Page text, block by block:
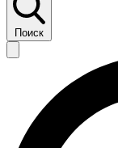
Поиск